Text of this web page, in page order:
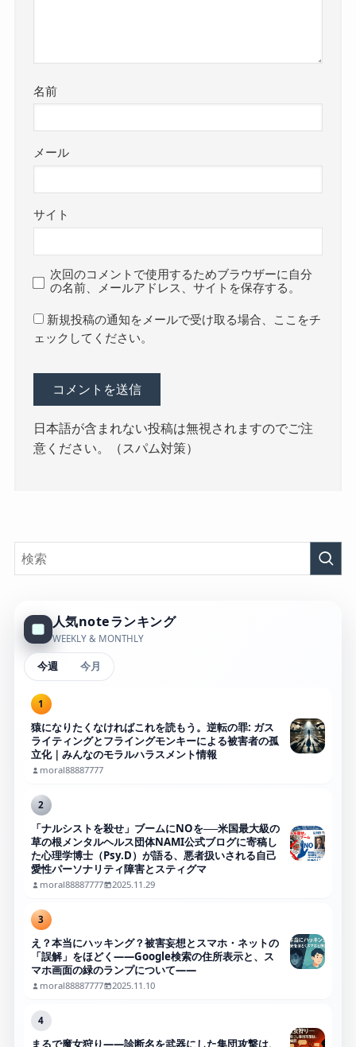
名前
メール
サイト
次回のコメントで使用するためブラウザーに自分
の名前、メールアドレス、サイトを保存する。
新規投稿の通知をメールで受け取る場合、ここをチ
ェックしてください。
日本語が含まれない投稿は無視されますのでご注
意ください。（スパム対策）
人気noteランキング
WEEKLY & MONTHLY
今週 今月
1
猿になりたくなければこれを読もう。逆転の罪: ガス
ライティングとフライングモンキーによる被害者の孤
立化｜みんなのモラルハラスメント情報
moral88887777
2
「ナルシストを殺せ」ブームにNOを──米国最大級の
草の根メンタルヘルス団体NAMI公式ブログに寄稿し
た心理学博士（Psy.D）が語る、悪者扱いされる自己
愛性パーソナリティ障害とスティグマ
moral88887777 2025.11.29
3
え？本当にハッキング？被害妄想とスマホ・ネットの
「誤解」をほどく――Google検索の住所表示と、ス
マホ画面の緑のランプについて――
moral88887777 2025.11.10
4
まるで魔女狩り——診断名を武器にした集団攻撃は、